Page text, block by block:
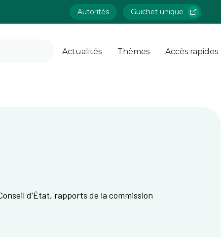
Autorités Guichet unique
Actualités Thèmes Accès rapides
d'État, rapports de la commission